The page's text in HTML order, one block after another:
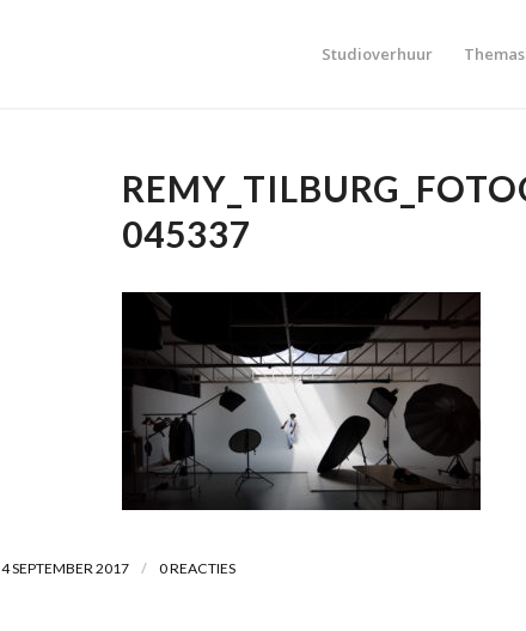
Studioverhuur
045337
4 SEPTEMBER 2017 / 0 REACTIES